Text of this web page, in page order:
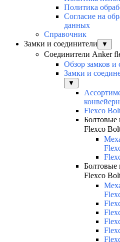
Политика
Согласие на
данных
Справочник
Замки и соединители
▼
Соединители Anker
Обзор замков и
Замки и
▼
Flexco
Болтовые
Flexco
Болтовые
Flexco